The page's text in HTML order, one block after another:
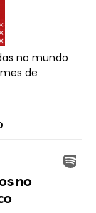
no mundo
de